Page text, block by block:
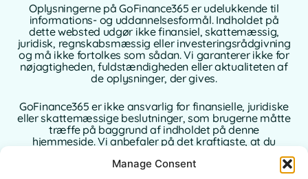
Manage Consent
Oplysningerne på GoFinance365 er udelukkende til
informations- og uddannelsesformål. Indholdet på
dette websted udgør ikke finansiel, skattemæssig,
juridisk, regnskabsmæssig eller investeringsrådgivning
og må ikke fortolkes som sådan. Vi garanterer ikke for
nøjagtigheden, fuldstændigheden eller aktualiteten af
de oplysninger, der gives.
GoFinance365 er ikke ansvarlig for finansielle, juridiske
eller skattemæssige beslutninger, som brugerne måtte
træffe på baggrund af indholdet på denne
hjemmeside. Vi anbefaler på det kraftigste, at du
hjemland, inden du træffer beslutninger vedrørende